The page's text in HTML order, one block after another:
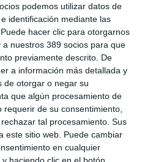
podemos utilizar datos de
identificación mediante las
hacer clic para otorgarnos
nuestros 389 socios para que
previamente descrito. De
a información más detallada y
de otorgar o negar su
que algún procesamiento de
de su consentimiento,
tal procesamiento. Sus
este sitio web. Puede cambiar
en cualquier
Laura es el primer punto de
se mantiene híbrido:en
solicitar ser atendido por
de teléfono visible garantiza el
Swipet apuesta por integrar
ecosistema tecnológico. La
como PetShield, diseñado
riesgos.
y GRATIS noticias como